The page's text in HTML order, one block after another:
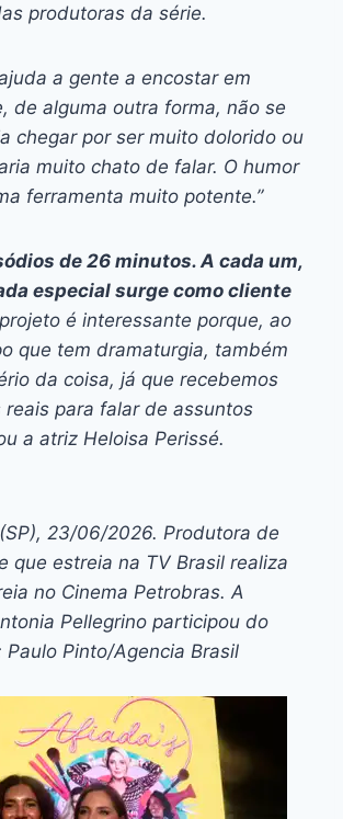
produtoras da série.
a gente a encostar em
de alguma outra forma, não se
chegar por ser muito dolorido ou
muito chato de falar. O humor
ferramenta muito potente.”
de 26 minutos. A cada um,
especial surge como cliente
projeto é interessante porque, ao
que tem dramaturgia, também
da coisa, já que recebemos
reais para falar de assuntos
a atriz Heloisa Perissé.